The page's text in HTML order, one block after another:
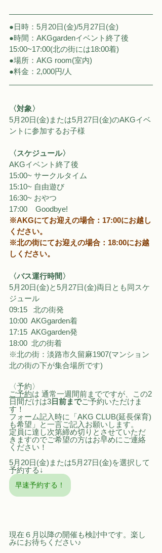
●日時：5月20日(金)/5月27日(金)
●時間：AKGgardenイベント終了後
15:00~17:00(北の街には18:00着)
●場所：AKG room(室内)
●料金：2,000円/人
〈対象〉
5月20日(金)または5月27日(金)のAKGイベ
ントに参加するお子様
〈スケジュール〉
AKGイベント終了後
15:00~ サークルタイム
15:10~ 自由遊び
16:30~ おやつ
17:00    Goodbye!
※AKGにてお迎えの場合：17:00にお越し
ください。
※北の街にてお迎えの場合：18:00にお越
しください。
〈バス運行時間〉
5月20日(金)と5月27日(金)両日とも同スケ
ジュール
09:15   北の街発
10:00  AKGgarden着
17:15  AKGgarden発
18:00  北の街着
※北の街：淡路市久留麻1907(マンション
北の街の下が集合場所です)
〈予約〉
ご予約は 通常一週間前までですが、この2
日間だけは3 日前までご予約いただけま
す！
フォーム記入時に「AKG CLUB(延長保育)
も希望」と一言ご記入お願いします。
定員に達し次第締め切りとさせていただ
きますのでご希望の方はお早めにご連絡
ください！
5月20日(金)または5月27日(金)を選択して
予約する↓
早速予約する！
現在６月以降の開催も検討中です。楽し
みにお待ちください♪